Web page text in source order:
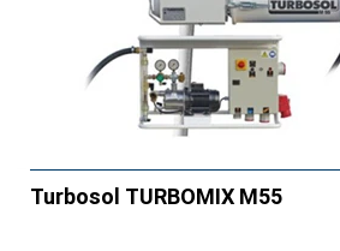
Turbosol TURBOMIX M55